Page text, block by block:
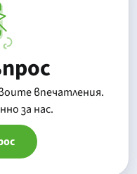
впечатления.
за нас.